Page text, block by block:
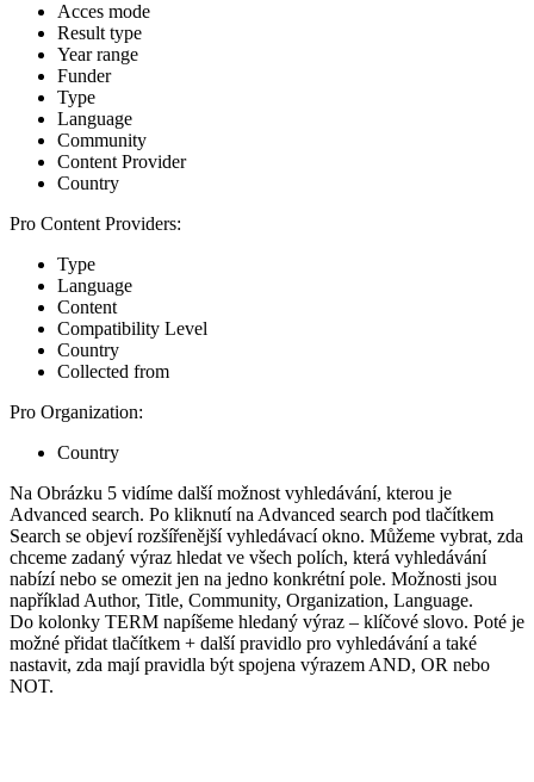
Acces mode
Result type
Year range
Funder
Type
Language
Community
Content Provider
Country
Pro Content Providers:
Type
Language
Content
Compatibility Level
Country
Collected from
Pro Organization:
Country
Na Obrázku 5 vidíme další možnost vyhledávání, kterou je
Advanced search. Po kliknutí na Advanced search pod tlačítkem
Search se objeví rozšířenější vyhledávací okno. Můžeme vybrat, zda
chceme zadaný výraz hledat ve všech polích, která vyhledávání
nabízí nebo se omezit jen na jedno konkrétní pole. Možnosti jsou
například Author, Title, Community, Organization, Language.
Do kolonky TERM napíšeme hledaný výraz – klíčové slovo. Poté je
možné přidat tlačítkem + další pravidlo pro vyhledávání a také
nastavit, zda mají pravidla být spojena výrazem AND, OR nebo
NOT.